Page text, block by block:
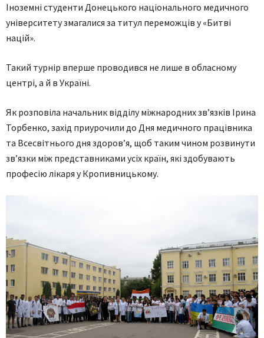
Іноземні студенти Донецького національного медичного
університету змагалися за титул переможців у «Битві
націй».
Такий турнір вперше проводився не лише в обласному
центрі, а й в Україні.
Як розповіла начальник відділу міжнародних зв’язків Ірина
Торбенко, захід приурочили до Дня медичного працівника
та Всесвітнього дня здоров’я, щоб таким чином розвинути
зв’язки між представниками усіх країн, які здобувають
професію лікаря у Кропивницькому.